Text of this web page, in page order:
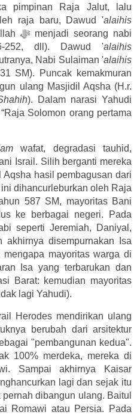
pimpinan Raja Jalut, lalu
raja baru, Dawud'alaihis
ﷻ menjadi seorang nabi
252, dll). Dawud'alaihis
Nabi Sulaiman'alaihis
SM). Puncak kemakmuran
ulang Masjidil Aqsha (H.r.
). Dalam narasi Yahudi
Solomon orang pertama
wafat, degradasi tauhid,
Israil. Silih berganti mereka
hasil pembagusan dari
ini dihancurleburkan oleh Raja
587 SM, mayoritas Bani
ke berbagai negeri. Pada
seperti Jeremiah, Daniyal,
akhirnya disempurnakan Isa
mayoritas warga di
Isa yang terbarukan dan
Barat: kemudian mayoritas
lagi Yahudi).
Herodes mendirikan ulang
berubah dari arsitektur
"pembangunan kedua".
100% merdeka, mereka di
Sampai akhirnya Kaisar
lagi dan sejak itu
dibangun ulang. Baitul
Romawi atau Persia. Pada